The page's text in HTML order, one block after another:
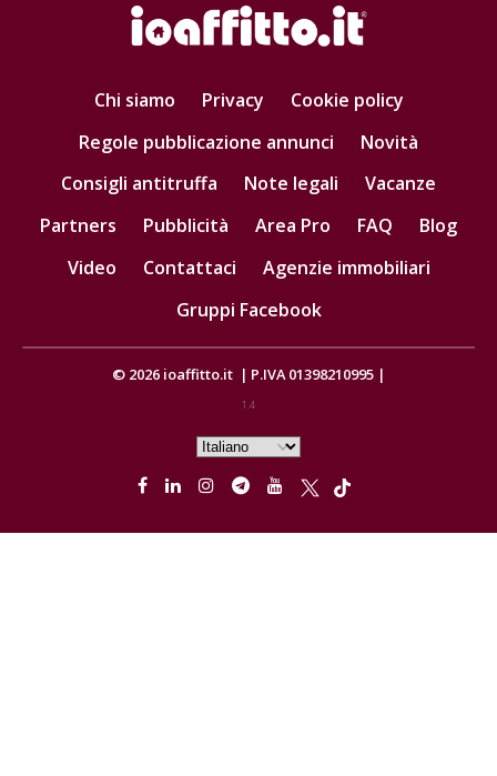
Chi siamo Privacy
Cookie policy
Regole pubblicazione annunci
Novità
Consigli antitruffa
Note legali
Vacanze
Partners
Pubblicità Area Pro FAQ
Blog
Video
Contattaci
Agenzie immobiliari
Gruppi Facebook
© 2026 ioaffitto.it | P.IVA 01398210995 |
1.4